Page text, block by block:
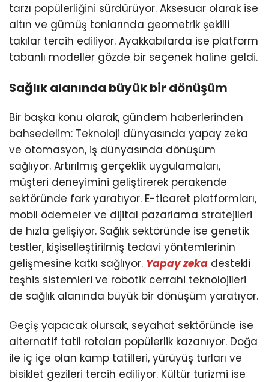
tarzı popülerliğini sürdürüyor. Aksesuar olarak ise
altın ve gümüş tonlarında geometrik şekilli
takılar tercih ediliyor. Ayakkabılarda ise platform
tabanlı modeller gözde bir seçenek haline geldi.
Sağlık alanında büyük bir dönüşüm
Bir başka konu olarak, gündem haberlerinden
bahsedelim: Teknoloji dünyasında yapay zeka
ve otomasyon, iş dünyasında dönüşüm
sağlıyor. Artırılmış gerçeklik uygulamaları,
müşteri deneyimini geliştirerek perakende
sektöründe fark yaratıyor. E-ticaret platformları,
mobil ödemeler ve dijital pazarlama stratejileri
de hızla gelişiyor. Sağlık sektöründe ise genetik
testler, kişiselleştirilmiş tedavi yöntemlerinin
gelişmesine katkı sağlıyor. Yapay zeka destekli
teşhis sistemleri ve robotik cerrahi teknolojileri
de sağlık alanında büyük bir dönüşüm yaratıyor.
Geçiş yapacak olursak, seyahat sektöründe ise
alternatif tatil rotaları popülerlik kazanıyor. Doğa
ile iç içe olan kamp tatilleri, yürüyüş turları ve
bisiklet gezileri tercih ediliyor. Kültür turizmi ise